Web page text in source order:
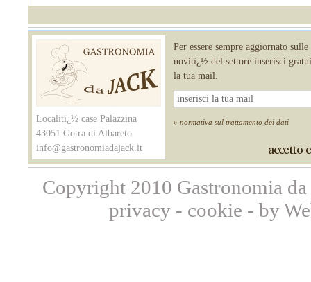
Localitï¿½ case Palazzina
43051 Gotra di Albareto
info@gastronomiadajack.it
Per essere sempre aggiornato sulle
novitï¿½ del settore inserisci
la tua mail.
» normativa sul trattamento dei dati
Copyright 2010 Gastronomia
privacy- cookie - by